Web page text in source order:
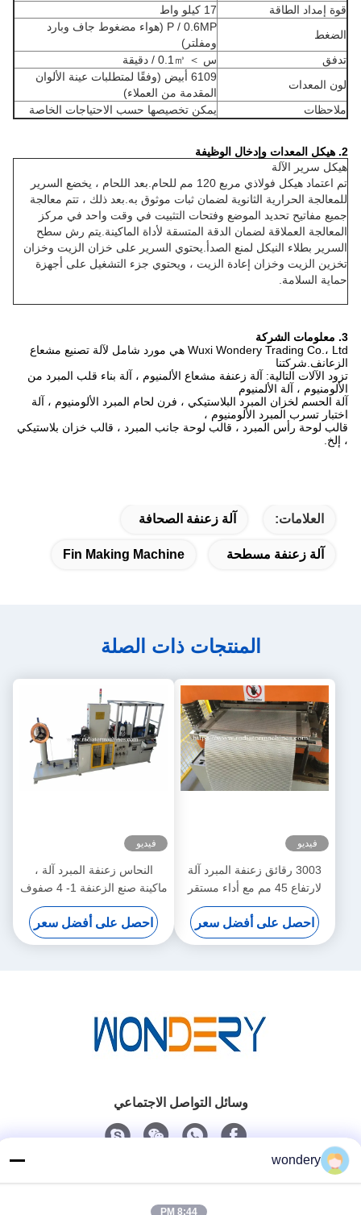
قوة إمداد الطاقة
17 كيلو واط
الضغط
P / 0.6MP (هواء مضغوط جاف وبارد
ومفلتر)
تدفق
س ＞ 0.1㎥ / دقيقة
لون المعدات
6109 أبيض (وفقًا لمتطلبات عينة الألوان
المقدمة من العملاء)
ملاحظات
يمكن تخصيصها حسب الاحتياجات الخاصة
2. هيكل المعدات وإدخال الوظيفة
هيكل سرير الآلة
تم اعتماد هيكل فولاذي مربع 120 مم للحام.بعد اللحام ، يخضع السرير
للمعالجة الحرارية الثانوية لضمان ثبات موثوق به.بعد ذلك ، تتم معالجة
جميع مفاتيح تحديد الموضع وفتحات التثبيت في وقت واحد في مركز
المعالجة العملاقة لضمان الدقة المتسقة لأداة الماكينة.يتم رش سطح
السرير بطلاء النيكل لمنع الصدأ.يحتوي السرير على خزان الزيت وخزان
تخزين الزيت وخزان إعادة الزيت ، ويحتوي جزء التشغيل على أجهزة
حماية السلامة.
3. معلومات الشركة
Wuxi Wondery Trading Co.، Ltd هي مورد شامل لآلة تصنيع مشعاع
الزعانف.شركتنا
تزود الآلات التالية: آلة زعنفة مشعاع الألمنيوم ، آلة بناء قلب المبرد من
الألومنيوم ، آلة الألمنيوم
آلة الحسم لخزان المبرد البلاستيكي ، فرن لحام المبرد الألومنيوم ، آلة
اختبار تسرب المبرد الألومنيوم ،
قالب لوحة رأس المبرد ، قالب لوحة جانب المبرد ، قالب خزان بلاستيكي
، إلخ.
العلامات: آلة زعنفة الصحافة
آلة زعنفة مسطحة Fin Making Machine
المنتجات ذات الصلة
فيديو
3003 رقائق زعنفة المبرد آلة
لارتفاع 45 مم مع أداء مستقر
احصل على أفضل سعر
فيديو
النحاس زعنفة المبرد آلة ،
ماكينة صنع الزعنفة 1- 4 صفوف
الأساسية
احصل على أفضل سعر
وسائل التواصل الاجتماعي
wondery
8:44 PM